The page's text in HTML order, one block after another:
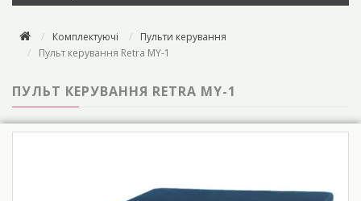
Комплектуючі
Пульти керування
Пульт керування Retra MY-1
ПУЛЬТ КЕРУВАННЯ RETRA MY-1